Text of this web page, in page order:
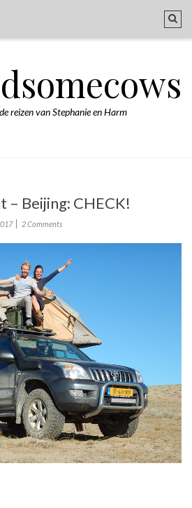
reizen van Stephanie en Harm
Beijing: CHECK!
2 Comments